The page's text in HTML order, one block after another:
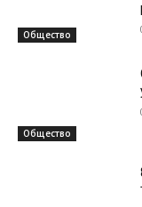
Общество
Общество